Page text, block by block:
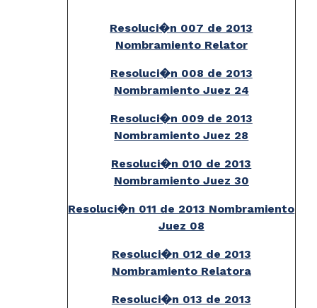
Resoluci�n 007 de 2013
Nombramiento Relator
Resoluci�n 008 de 2013
Nombramiento Juez 24
Resoluci�n 009 de 2013
Nombramiento Juez 28
Resoluci�n 010 de 2013
Nombramiento Juez 30
Resoluci�n 011 de 2013 Nombramiento
Juez 08
Resoluci�n 012 de 2013
Nombramiento Relatora
Resoluci�n 013 de 2013